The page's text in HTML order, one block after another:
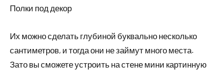
Полки под декор
Их можно сделать глубиной буквально несколько
сантиметров, и тогда они не займут много места.
Зато вы сможете устроить на стене мини картинную